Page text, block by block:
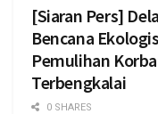
[Siaran Pers]
Bencana
Pemulihan
Terbengkalai
0 SHARES